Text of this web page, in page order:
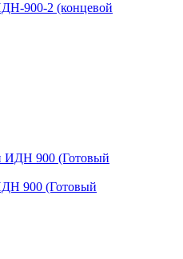
900-2 (концевой
900 (Готовый